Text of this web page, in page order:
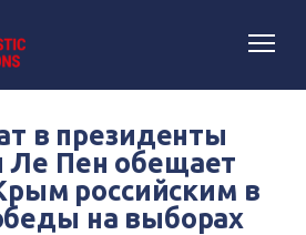
в президенты
Ле Пен обещает
российским в
на выборах